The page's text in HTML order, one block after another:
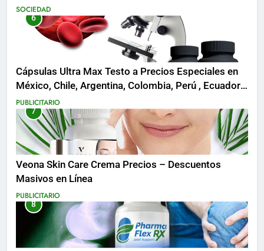
SOCIEDAD
6
Cápsulas Ultra Max Testo a Precios Especiales en
México, Chile, Argentina, Colombia, Perú , Ecuador,
Costa Rica y Más
PUBLICITARIO
7
Veona Skin Care Crema Precios – Descuentos
Masivos en Línea
PUBLICITARIO
8